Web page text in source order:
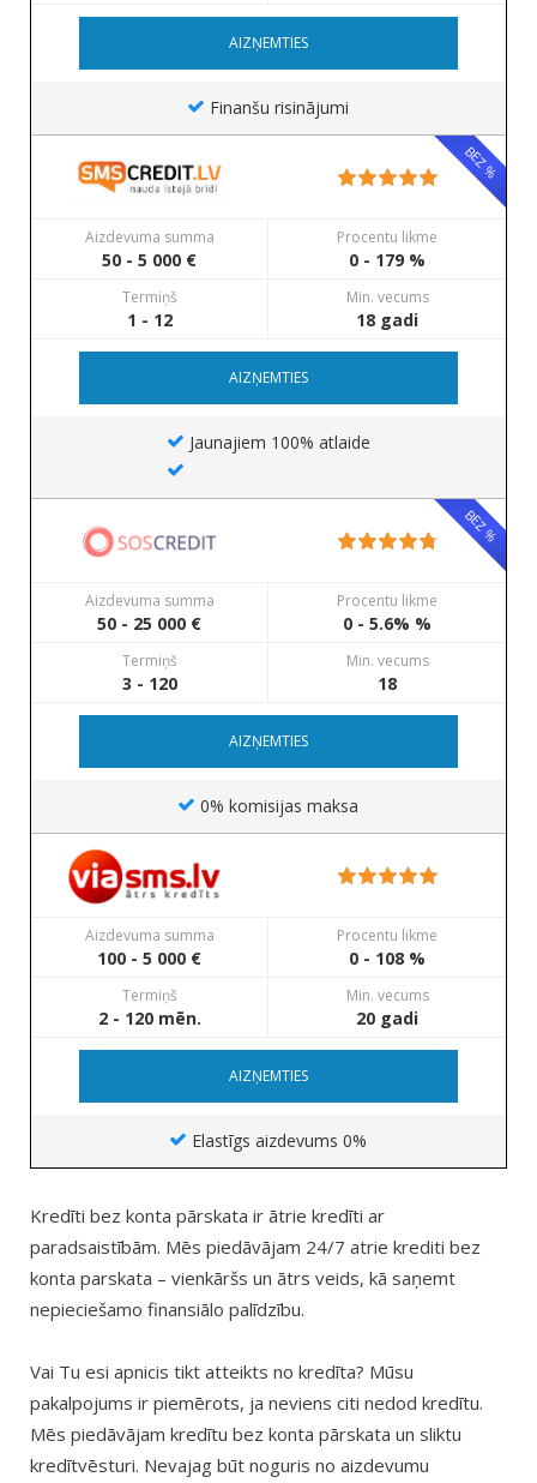
AIZŅEMTIES
Finanšu risinājumi
BEZ %
Aizdevuma summa
50 - 5 000 €
Procentu likme
0 - 179 %
Termiņš
1 - 12
Min. vecums
18 gadi
AIZŅEMTIES
Jaunajiem 100% atlaide
BEZ %
Aizdevuma summa
50 - 25 000 €
Procentu likme
0 - 5.6% %
Termiņš
3 - 120
Min. vecums
18
AIZŅEMTIES
0% komisijas maksa
Aizdevuma summa
100 - 5 000 €
Procentu likme
0 - 108 %
Termiņš
2 - 120 mēn.
Min. vecums
20 gadi
AIZŅEMTIES
Elastīgs aizdevums 0%
Kredīti bez konta pārskata ir ātrie kredīti ar
paradsaistībām. Mēs piedāvājam 24/7 atrie krediti bez
konta parskata – vienkāršs un ātrs veids, kā saņemt
nepieciešamo finansiālo palīdzību.
Vai Tu esi apnicis tikt atteikts no kredīta? Mūsu
pakalpojums ir piemērots, ja neviens citi nedod kredītu.
Mēs piedāvājam kredītu bez konta pārskata un sliktu
kredītvēsturi. Nevajag būt noguris no aizdevumu